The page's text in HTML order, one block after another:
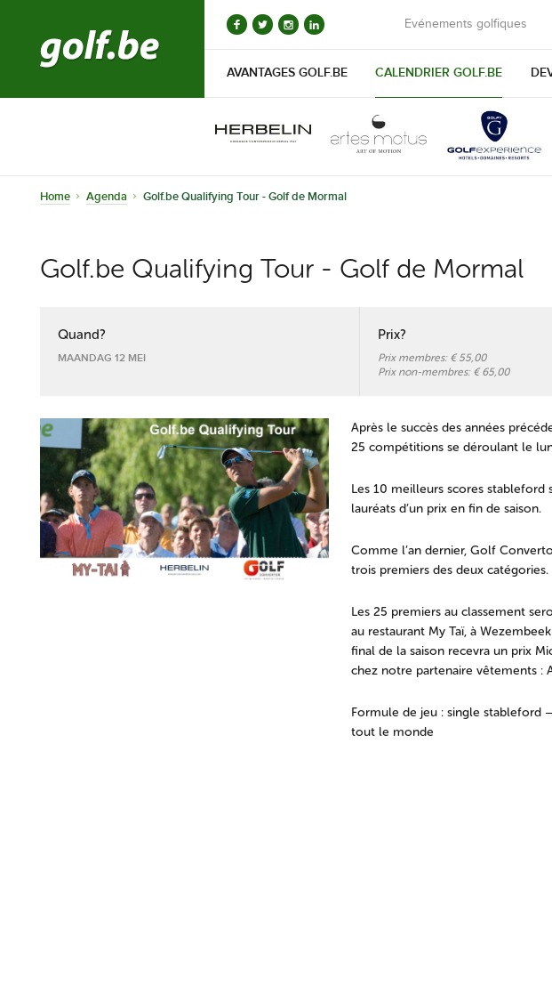
Evénements golfiques
AVANTAGES GOLF.BE CALENDRIER GOLF.BE
Home Agenda Golf.be Qualifying Tour - Golf de Mormal
Golf.be Qualifying Tour - Golf de Mormal
Quand?
MAANDAG 12 MEI
Prix?
Prix membres: € 55,00
Prix non-membres: € 65,00
Après le succès des années
25 compétitions se déroulant le
Les 10 meilleurs scores
lauréats d’un prix en fin de saison.
Comme l’an dernier, Golf
trois premiers des deux catégories.
Les 25 premiers au classement
au restaurant My Taï, à
final de la saison recevra un prix
chez notre partenaire vêtements :
Formule de jeu : single stableford
tout le monde